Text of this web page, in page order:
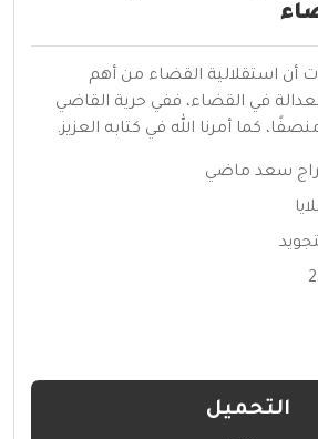
أن استقلالية القضاء من أهم
في القضاء، ففي حرية القاضي
كما أمرنا الله في كتابه العزيز.
سعد ماضي
التحميل